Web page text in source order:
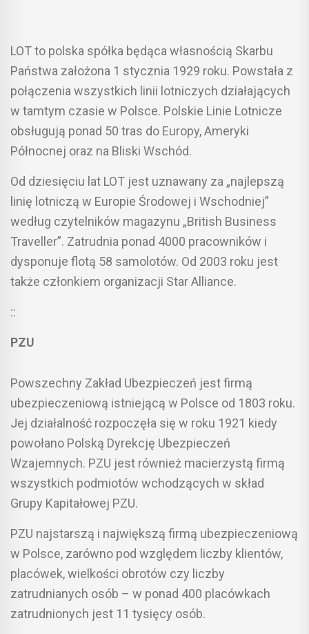
LOT to polska spółka będąca własnością Skarbu
Państwa założona 1 stycznia 1929 roku. Powstała z
połączenia wszystkich linii lotniczych działających
w tamtym czasie w Polsce. Polskie Linie Lotnicze
obsługują ponad 50 tras do Europy, Ameryki
Północnej oraz na Bliski Wschód.
Od dziesięciu lat LOT jest uznawany za „najlepszą
linię lotniczą w Europie Środowej i Wschodniej”
według czytelników magazynu „British Business
Traveller”. Zatrudnia ponad 4000 pracowników i
dysponuje flotą 58 samolotów. Od 2003 roku jest
także członkiem organizacji Star Alliance.
::
PZU
Powszechny Zakład Ubezpieczeń jest firmą
ubezpieczeniową istniejącą w Polsce od 1803 roku.
Jej działalność rozpoczęła się w roku 1921 kiedy
powołano Polską Dyrekcję Ubezpieczeń
Wzajemnych. PZU jest również macierzystą firmą
wszystkich podmiotów wchodzących w skład
Grupy Kapitałowej PZU.
PZU najstarszą i największą firmą ubezpieczeniową
w Polsce, zarówno pod względem liczby klientów,
placówek, wielkości obrotów czy liczby
zatrudnianych osób – w ponad 400 placówkach
zatrudnionych jest 11 tysięcy osób.